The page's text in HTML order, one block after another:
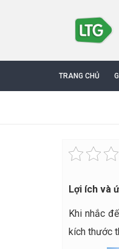
TRANG CHỦ
Lợi ích và
Khi nhắc
kích thước